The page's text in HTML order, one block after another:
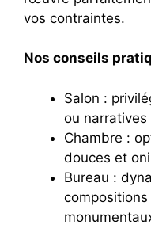
vos contraintes.
Nos conseils
Salon :
ou narratives
Chambre :
douces et
Bureau :